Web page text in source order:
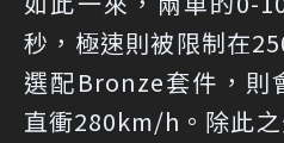
秒，極速則被限制在
選配Bronze套件，則
直衝280km/h。除此